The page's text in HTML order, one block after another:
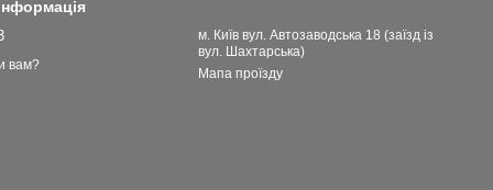
вам?
м. Київ вул. Автозаводська 18 (заїзд із
вул. Шахтарська)
Мапа проїзду